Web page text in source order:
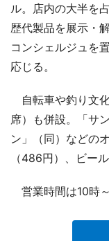
ル。店内の大半を
歴代製品を展示・
コンシェルジュを
応じる。
自転車や釣り文
席）も併設。「サ
ン」（同）などの
（486円）、ビー
営業時間は10時